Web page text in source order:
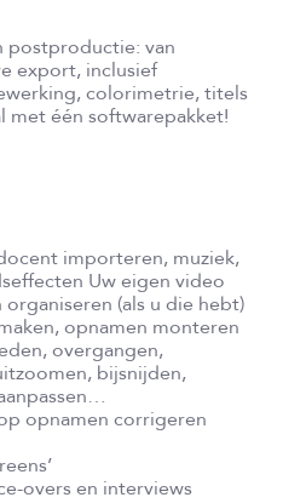
postproductie: van
export, inclusief
colorimetrie, titels
met één softwarepakket!
importeren, muziek,
Uw eigen video
(als u die hebt)
opnamen monteren
overgangen,
bijsnijden,
opnamen corrigeren
overs en interviews